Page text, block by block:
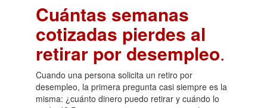
Cuántas semanas
cotizadas pierdes al
retirar por desempleo.
Cuando una persona solicita un retiro por
desempleo, la primera pregunta casi siempre es la
misma: ¿cuánto dinero puedo retirar y cuándo lo